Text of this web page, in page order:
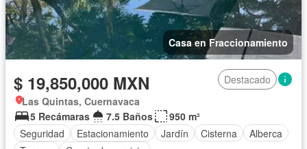
Casa en Fraccionamiento
$ 19,850,000 MXN
Destacado
Las Quintas, Cuernavaca
5 Recámaras
7.5 Baños
950 m²
Seguridad
Estacionamiento Jardín Cisterna
Alberca